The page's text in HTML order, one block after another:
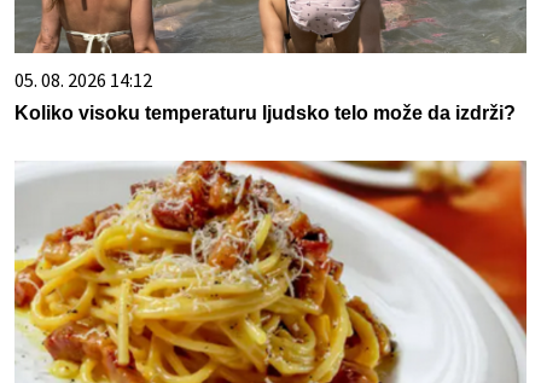
05. 08. 2026 14:12
Koliko visoku temperaturu ljudsko telo može da izdrži?